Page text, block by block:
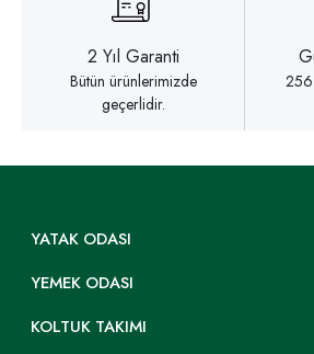
2 Yıl Garanti
Bütün ürünlerimizde
geçerlidir.
256
YATAK ODASI
YEMEK ODASI
KOLTUK TAKIMI